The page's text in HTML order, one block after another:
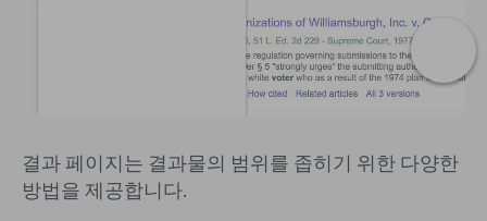
결과 페이지는 결과물의 범위를 좁히기 위한 다양한
방법을 제공합니다.